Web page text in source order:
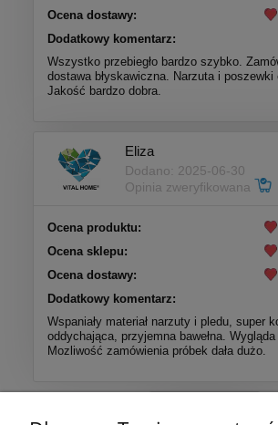
Ocena dostawy:
Dodatkowy komentarz:
Wszystko przebiegło bardzo szybko.
dostawa błyskawiczna. Narzuta i poszewki
Jakość bardzo dobra.
Eliza
Dodano: 2025-06-30
Opinia zweryfikowana
Ocena produktu:
Ocena sklepu:
Ocena dostawy:
Dodatkowy komentarz:
Wspaniały materiał narzuty i pledu, super
oddychająca, przyjemna bawełna. Wygląda
Mozliwość zamówienia próbek dała dużo.